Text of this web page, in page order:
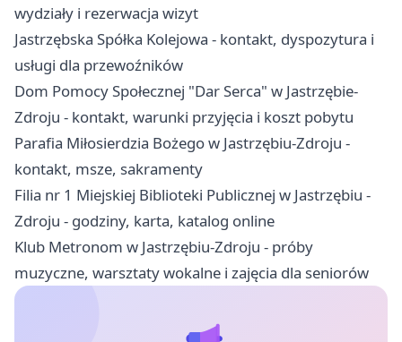
wydziały i rezerwacja wizyt
Jastrzębska Spółka Kolejowa - kontakt, dyspozytura i
usługi dla przewoźników
Dom Pomocy Społecznej "Dar Serca" w Jastrzębie-
Zdroju - kontakt, warunki przyjęcia i koszt pobytu
Parafia Miłosierdzia Bożego w Jastrzębiu-Zdroju -
kontakt, msze, sakramenty
Filia nr 1 Miejskiej Biblioteki Publicznej w Jastrzębiu -
Zdroju - godziny, karta, katalog online
Klub Metronom w Jastrzębiu-Zdroju - próby
muzyczne, warsztaty wokalne i zajęcia dla seniorów